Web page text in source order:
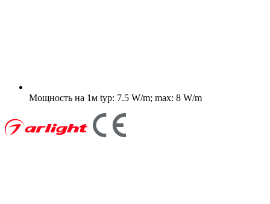
Мощность на 1м typ: 7.5 W/m; max: 8 W/m